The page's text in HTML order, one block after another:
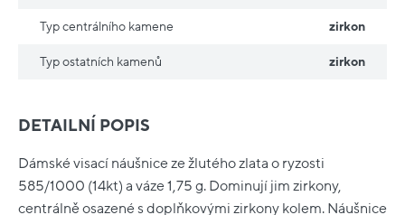
DETAILNÍ POPIS
Dámské visací náušnice ze žlutého zlata o ryzosti
585/1000 (14kt) a váze 1,75 g. Dominují jim zirkony,
centrálně osazené s doplňkovými zirkony kolem. Náušnice
Typ centrálního kamene zirkon
Typ ostatních kamenů zirkon